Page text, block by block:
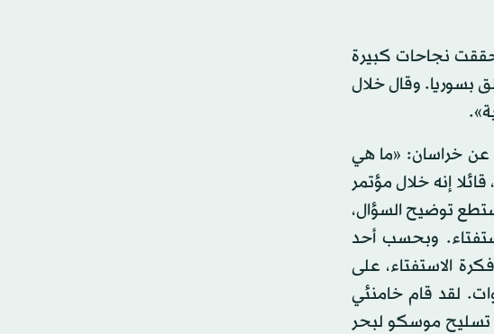
حققت نجاحات كبيرة
بسوريا. وقال خلال
عن خراسان: «ما هي
إنه خلال مؤتمر
توضيح السؤال،
وبحسب أحد
الاستفتاء، على
لقد قام خامنئي
تسليح موسكو لبحر